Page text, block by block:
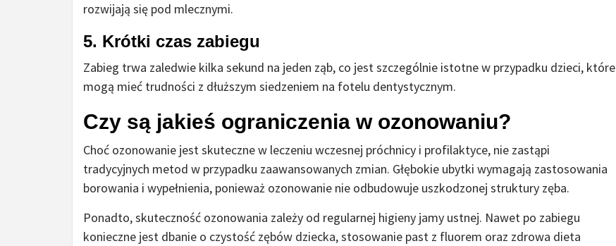
rozwijają się pod mlecznymi.
5. Krótki czas zabiegu
Zabieg trwa zaledwie kilka sekund na jeden ząb, co jest szczególnie istotne w przypadku dzieci, które
mogą mieć trudności z dłuższym siedzeniem na fotelu dentystycznym.
Czy są jakieś ograniczenia w ozonowaniu?
Choć ozonowanie jest skuteczne w leczeniu wczesnej próchnicy i profilaktyce, nie zastąpi
tradycyjnych metod w przypadku zaawansowanych zmian. Głębokie ubytki wymagają zastosowania
borowania i wypełnienia, ponieważ ozonowanie nie odbudowuje uszkodzonej struktury zęba.
Ponadto, skuteczność ozonowania zależy od regularnej higieny jamy ustnej. Nawet po zabiegu
konieczne jest dbanie o czystość zębów dziecka, stosowanie past z fluorem oraz zdrowa dieta